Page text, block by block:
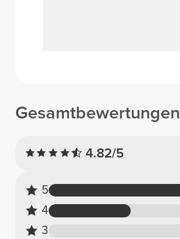
Gesamtbewertungen
4.82/5
5
4
3